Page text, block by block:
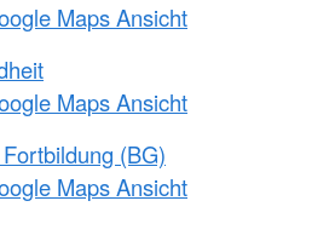
Maps Ansicht
Maps Ansicht
(BG)
Maps Ansicht